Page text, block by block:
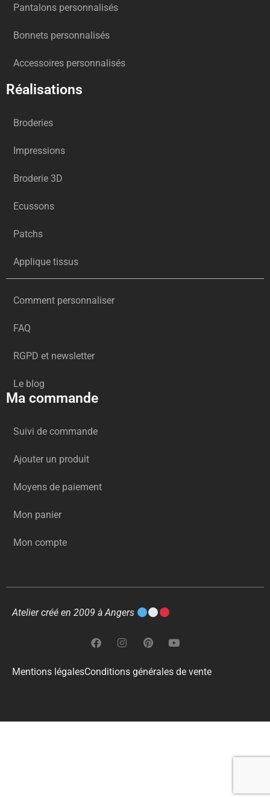
Pantalons personnalisés
Bonnets personnalisés
Accessoires personnalisés
Réalisations
Broderies
Impressions
Broderie 3D
Ecussons
Patchs
Applique tissus
Comment personnaliser
FAQ
RGPD et newsletter
Le blog
Ma commande
Suivi de commande
Ajouter un produit
Moyens de paiement
Mon panier
Mon compte
Atelier créé en 2009 à Angers
Mentions légalesConditions générales de vente